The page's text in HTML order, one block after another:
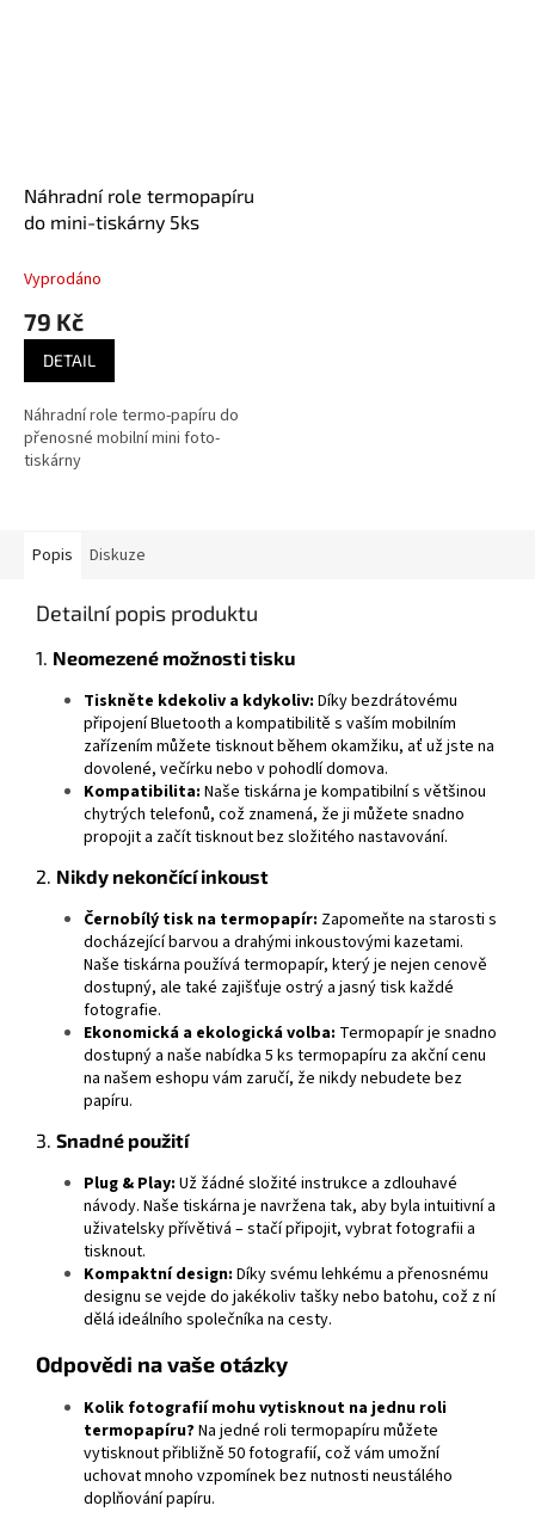
Náhradní role termopapíru
do mini-tiskárny 5ks
Vyprodáno
79 Kč
DETAIL
Náhradní role termo-papíru do
přenosné mobilní mini foto-
tiskárny
Popis Diskuze
Detailní popis produktu
1. Neomezené možnosti tisku
Tiskněte kdekoliv a kdykoliv: Díky bezdrátovému
připojení Bluetooth a kompatibilitě s vaším mobilním
zařízením můžete tisknout během okamžiku, ať už jste na
dovolené, večírku nebo v pohodlí domova.
Kompatibilita: Naše tiskárna je kompatibilní s většinou
chytrých telefonů, což znamená, že ji můžete snadno
propojit a začít tisknout bez složitého nastavování.
2. Nikdy nekončící inkoust
Černobílý tisk na termopapír: Zapomeňte na starosti s
docházející barvou a drahými inkoustovými kazetami.
Naše tiskárna používá termopapír, který je nejen cenově
dostupný, ale také zajišťuje ostrý a jasný tisk každé
fotografie.
Ekonomická a ekologická volba: Termopapír je snadno
dostupný a naše nabídka 5 ks termopapíru za akční cenu
na našem eshopu vám zaručí, že nikdy nebudete bez
papíru.
3. Snadné použití
Plug & Play: Už žádné složité instrukce a zdlouhavé
návody. Naše tiskárna je navržena tak, aby byla intuitivní a
uživatelsky přívětivá – stačí připojit, vybrat fotografii a
tisknout.
Kompaktní design: Díky svému lehkému a přenosnému
designu se vejde do jakékoliv tašky nebo batohu, což z ní
dělá ideálního společníka na cesty.
Odpovědi na vaše otázky
Kolik fotografií mohu vytisknout na jednu roli
termopapíru? Na jedné roli termopapíru můžete
vytisknout přibližně 50 fotografií, což vám umožní
uchovat mnoho vzpomínek bez nutnosti neustálého
doplňování papíru.